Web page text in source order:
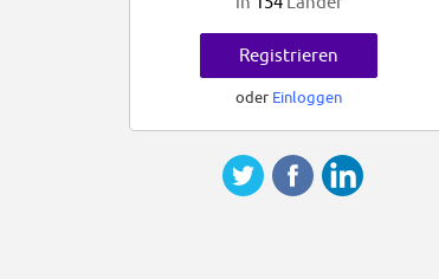
Registrieren
oder Einloggen